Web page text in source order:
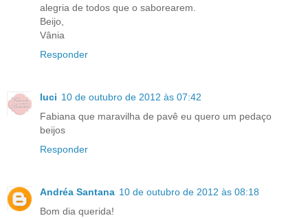
alegria de todos que o saborearem.
Beijo,
Vânia
Responder
luci 10 de outubro de 2012 às 07:42
Fabiana que maravilha de pavê eu quero um pedaço
beijos
Responder
Andréa Santana 10 de outubro de 2012 às 08:18
Bom dia querida!